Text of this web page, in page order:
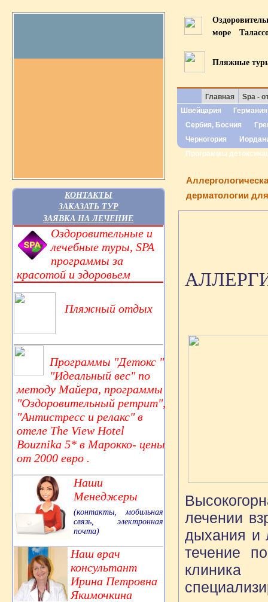
КОНТАКТЫ
ЗАКАЗАТЬ ТУР
ЗАЯВКА НА ЛЕЧЕНИЕ
Оздоровительные и
лечебные туры, SPA
программы за
красотой и здоровьем
Пляжный отдых
Программы "Детокс "
"Идеальный вес" по
методу Майера, программы
"Оздоровительный ретрит",
"Антистресс и релакс" в
отеле The View Hotel
Bouznika 5* в Марокко- цены
от 2000 евро .
Наши
Менеджеры
(контакты, мобильная
связь, электронная
почта)
Наш врач
консультант
Ирина Петровна
Якимочкина
море
Пляжные
Главная
Spa -
Швейцария
Германия
Сербия, Босния
Черногория
Программы
дерматологии
лечении
дыхания и
течение
клиника